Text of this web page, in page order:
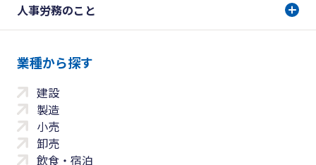
人事労務のこと
業種から探す
建設
製造
小売
卸売
飲食・宿泊